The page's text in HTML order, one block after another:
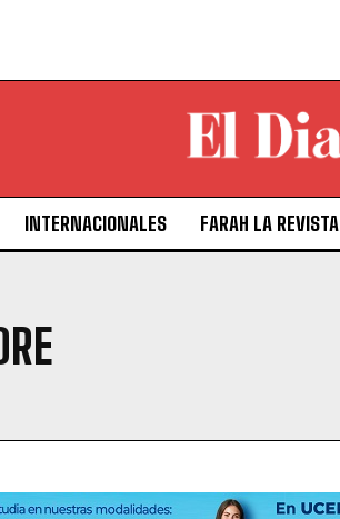
INTERNACIONALES FARAH LA REVISTA